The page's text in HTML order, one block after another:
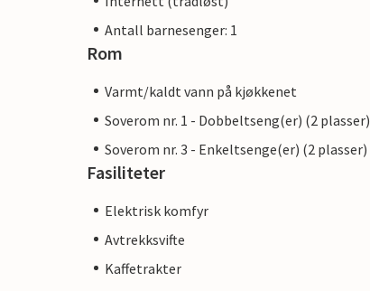
Antall barnesenger: 1
Rom
Varmt/kaldt vann på kjøkkenet
Soverom nr. 1 - Dobbeltseng(er) (2 plasser)
Soverom nr. 3 - Enkeltsenge(er) (2 plasser)
Fasiliteter
Elektrisk komfyr
Avtrekksvifte
Kaffetrakter